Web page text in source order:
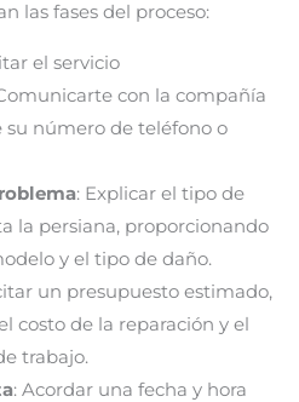
las fases del proceso:
el servicio
con la compañía
su número de teléfono o
: Explicar el tipo de
la persiana, proporcionando
y el tipo de daño.
un presupuesto estimado,
costo de la reparación y el
trabajo.
: Acordar una fecha y hora